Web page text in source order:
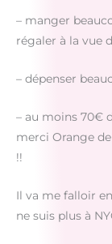
– manger
régaler à la vue
– dépenser
– au moins 70€
merci Orange
!!
Il va me falloir
ne suis plus à